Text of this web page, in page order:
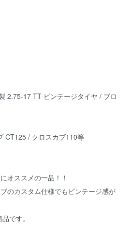
2.75-17 TT ビンテージタイヤ / ブロ
CT125 / クロスカブ110等
オススメの一品！！
のカスタム仕様でもビンテージ感が
です。